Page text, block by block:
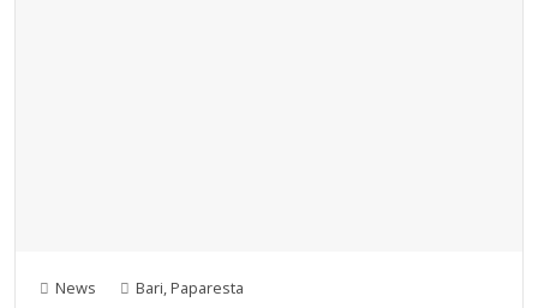
News Bari, Paparesta